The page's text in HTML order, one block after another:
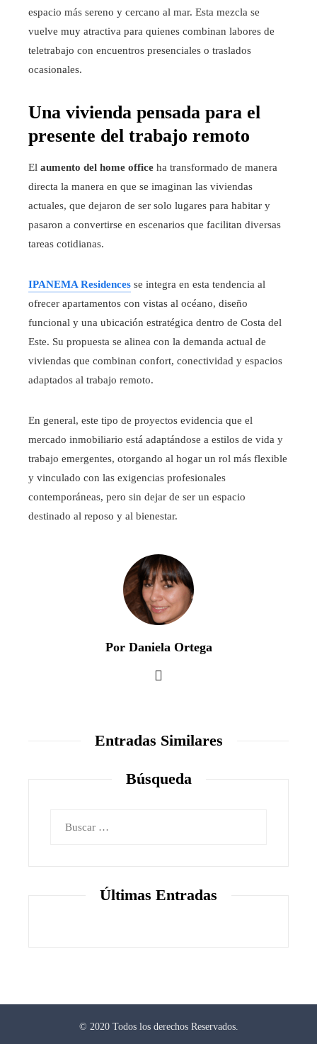
espacio más sereno y cercano al mar. Esta mezcla se
vuelve muy atractiva para quienes combinan labores de
teletrabajo con encuentros presenciales o traslados
ocasionales.
Una vivienda pensada para el
presente del trabajo remoto
El aumento del home office ha transformado de manera
directa la manera en que se imaginan las viviendas
actuales, que dejaron de ser solo lugares para habitar y
pasaron a convertirse en escenarios que facilitan diversas
tareas cotidianas.
IPANEMA Residences se integra en esta tendencia al
ofrecer apartamentos con vistas al océano, diseño
funcional y una ubicación estratégica dentro de Costa del
Este. Su propuesta se alinea con la demanda actual de
viviendas que combinan confort, conectividad y espacios
adaptados al trabajo remoto.
En general, este tipo de proyectos evidencia que el
mercado inmobiliario está adaptándose a estilos de vida y
trabajo emergentes, otorgando al hogar un rol más flexible
y vinculado con las exigencias profesionales
contemporáneas, pero sin dejar de ser un espacio
destinado al reposo y al bienestar.
Por Daniela Ortega
Entradas Similares
Búsqueda
Últimas Entradas
© 2020 Todos los derechos Reservados.